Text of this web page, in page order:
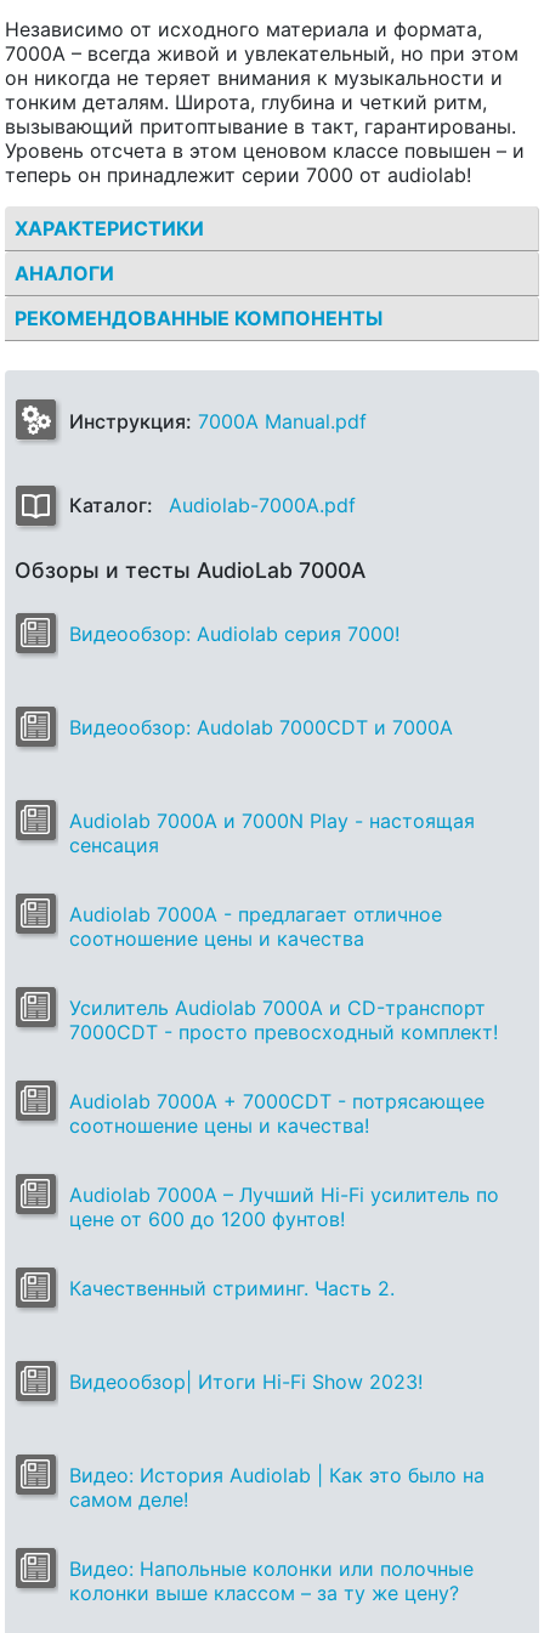
Независимо от исходного материала и формата,
7000A – всегда живой и увлекательный, но при этом
он никогда не теряет внимания к музыкальности и
тонким деталям. Широта, глубина и четкий ритм,
вызывающий притоптывание в такт, гарантированы.
Уровень отсчета в этом ценовом классе повышен – и
теперь он принадлежит серии 7000 от audiolab!
ХАРАКТЕРИСТИКИ
АНАЛОГИ
РЕКОМЕНДОВАННЫЕ КОМПОНЕНТЫ
Инструкция: 7000A Manual.pdf
Каталог: Audiolab-7000A.pdf
Обзоры и тесты AudioLab 7000A
Видеообзор: Audiolab серия 7000!
Видеообзор: Audolab 7000CDT и 7000А
Audiolab 7000A и 7000N Play - настоящая
сенсация
Audiolab 7000A - предлагает отличное
соотношение цены и качества
Усилитель Audiolab 7000A и CD-транспорт
7000CDT - просто превосходный комплект!
Audiolab 7000A + 7000CDT - потрясающее
соотношение цены и качества!
Audiolab 7000A – Лучший Hi-Fi усилитель по
цене от 600 до 1200 фунтов!
Качественный стриминг. Часть 2.
Видеообзор| Итоги Hi-Fi Show 2023!
Видео: История Audiolab | Как это было на
самом деле!
Видео: Напольные колонки или полочные
колонки выше классом – за ту же цену?